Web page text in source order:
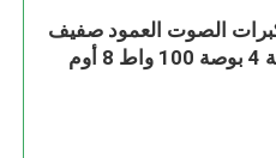
الصوت العمود صفيف